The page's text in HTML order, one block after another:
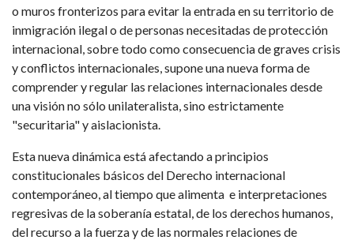
o muros fronterizos para evitar la entrada en su territorio de
inmigración ilegal o de personas necesitadas de protección
internacional, sobre todo como consecuencia de graves crisis
y conflictos internacionales, supone una nueva forma de
comprender y regular las relaciones internacionales desde
una visión no sólo unilateralista, sino estrictamente
"securitaria" y aislacionista.
Esta nueva dinámica está afectando a principios
constitucionales básicos del Derecho internacional
contemporáneo, al tiempo que alimenta e interpretaciones
regresivas de la soberanía estatal, de los derechos humanos,
del recurso a la fuerza y de las normales relaciones de